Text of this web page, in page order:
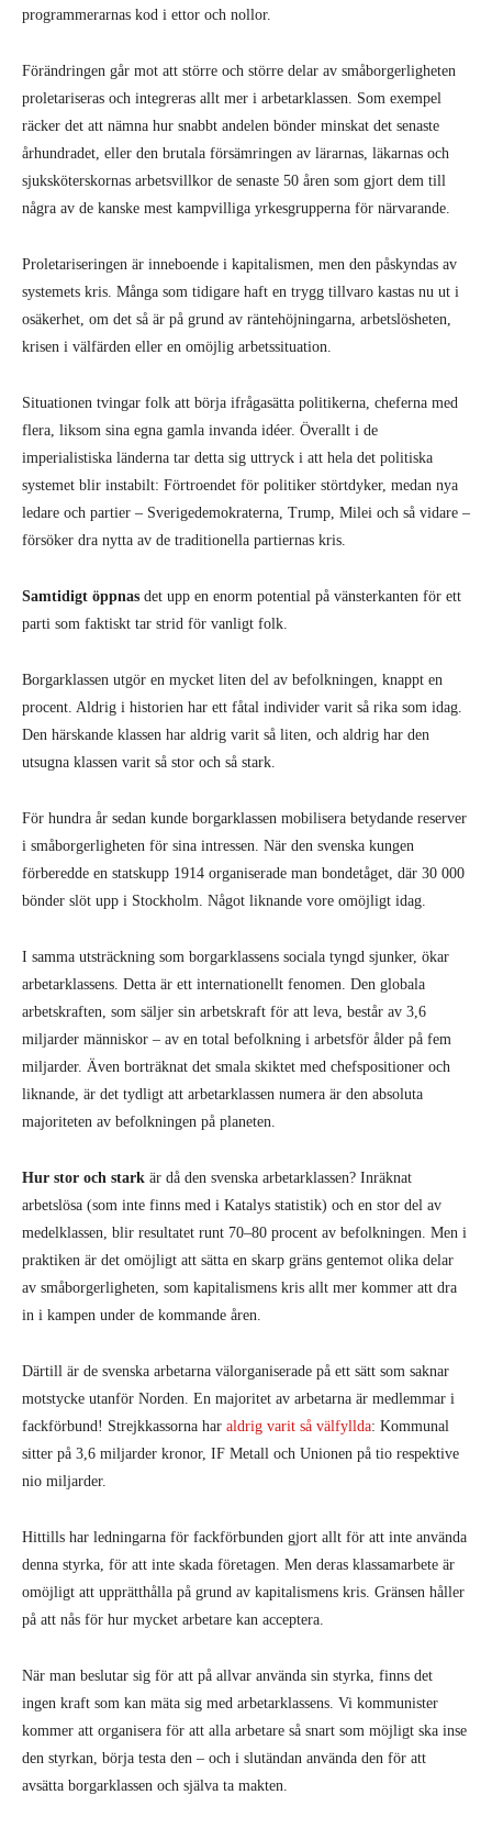
programmerarnas kod i ettor och nollor.
Förändringen går mot att större och större delar av småborgerligheten
proletariseras och integreras allt mer i arbetarklassen. Som exempel
räcker det att nämna hur snabbt andelen bönder minskat det senaste
århundradet, eller den brutala försämringen av lärarnas, läkarnas och
sjuksköterskornas arbetsvillkor de senaste 50 åren som gjort dem till
några av de kanske mest kampvilliga yrkesgrupperna för närvarande.
Proletariseringen är inneboende i kapitalismen, men den påskyndas av
systemets kris. Många som tidigare haft en trygg tillvaro kastas nu ut i
osäkerhet, om det så är på grund av räntehöjningarna, arbetslösheten,
krisen i välfärden eller en omöjlig arbetssituation.
Situationen tvingar folk att börja ifrågasätta politikerna, cheferna med
flera, liksom sina egna gamla invanda idéer. Överallt i de
imperialistiska länderna tar detta sig uttryck i att hela det politiska
systemet blir instabilt: Förtroendet för politiker störtdyker, medan nya
ledare och partier – Sverigedemokraterna, Trump, Milei och så vidare –
försöker dra nytta av de traditionella partiernas kris.
Samtidigt öppnas det upp en enorm potential på vänsterkanten för ett
parti som faktiskt tar strid för vanligt folk.
Borgarklassen utgör en mycket liten del av befolkningen, knappt en
procent. Aldrig i historien har ett fåtal individer varit så rika som idag.
Den härskande klassen har aldrig varit så liten, och aldrig har den
utsugna klassen varit så stor och så stark.
För hundra år sedan kunde borgarklassen mobilisera betydande reserver
i småborgerligheten för sina intressen. När den svenska kungen
förberedde en statskupp 1914 organiserade man bondetåget, där 30 000
bönder slöt upp i Stockholm. Något liknande vore omöjligt idag.
I samma utsträckning som borgarklassens sociala tyngd sjunker, ökar
arbetarklassens. Detta är ett internationellt fenomen. Den globala
arbetskraften, som säljer sin arbetskraft för att leva, består av 3,6
miljarder människor – av en total befolkning i arbetsför ålder på fem
miljarder. Även borträknat det smala skiktet med chefspositioner och
liknande, är det tydligt att arbetarklassen numera är den absoluta
majoriteten av befolkningen på planeten.
Hur stor och stark är då den svenska arbetarklassen? Inräknat
arbetslösa (som inte finns med i Katalys statistik) och en stor del av
medelklassen, blir resultatet runt 70–80 procent av befolkningen. Men i
praktiken är det omöjligt att sätta en skarp gräns gentemot olika delar
av småborgerligheten, som kapitalismens kris allt mer kommer att dra
in i kampen under de kommande åren.
Därtill är de svenska arbetarna välorganiserade på ett sätt som saknar
motstycke utanför Norden. En majoritet av arbetarna är medlemmar i
fackförbund! Strejkkassorna har aldrig varit så välfyllda: Kommunal
sitter på 3,6 miljarder kronor, IF Metall och Unionen på tio respektive
nio miljarder.
Hittills har ledningarna för fackförbunden gjort allt för att inte använda
denna styrka, för att inte skada företagen. Men deras klassamarbete är
omöjligt att upprätthålla på grund av kapitalismens kris. Gränsen håller
på att nås för hur mycket arbetare kan acceptera.
När man beslutar sig för att på allvar använda sin styrka, finns det
ingen kraft som kan mäta sig med arbetarklassens. Vi kommunister
kommer att organisera för att alla arbetare så snart som möjligt ska inse
den styrkan, börja testa den – och i slutändan använda den för att
avsätta borgarklassen och själva ta makten.